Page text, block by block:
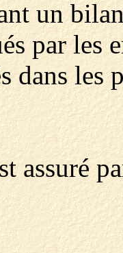
un
par les
dans les
assuré